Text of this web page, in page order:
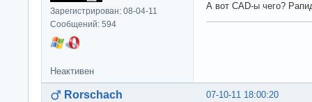
Зарегистрирован: 08-04-11
Сообщений: 594
А вот CAD-ы чего?
Неактивен
07-10-11 18:00:20
Rorschach